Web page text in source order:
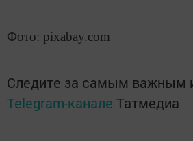
Фото: pixabay.com
Следите за самым важным
Telegram-канале Татмедиа